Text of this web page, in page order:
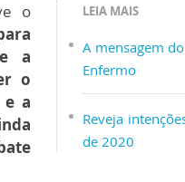
LEIA MAIS
A mensagem
Enfermo
Reveja
de 2020
o
a
o
e a